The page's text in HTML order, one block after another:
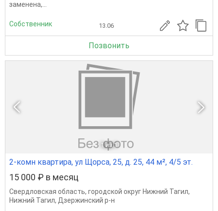
заменена,...
Собственник 13.06
Позвонить
1 из 1
2-комн квартира, ул Щорса, 25, д. 25, 44 м², 4/5 эт.
15 000 ₽ в месяц
Свердловская область, городской округ Нижний Тагил,
Нижний Тагил, Дзержинский р-н